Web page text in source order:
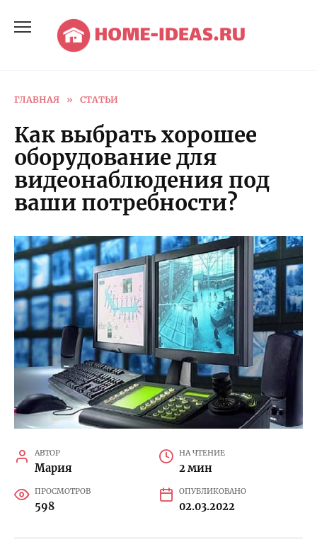
содержанию
ГЛАВНАЯ » СТАТЬИ
Как выбрать хорошее
оборудование для
видеонаблюдения под
ваши потребности?
АВТОР
Мария
НА ЧТЕНИЕ
2 мин
ПРОСМОТРОВ
598
ОПУБЛИКОВАНО
02.03.2022